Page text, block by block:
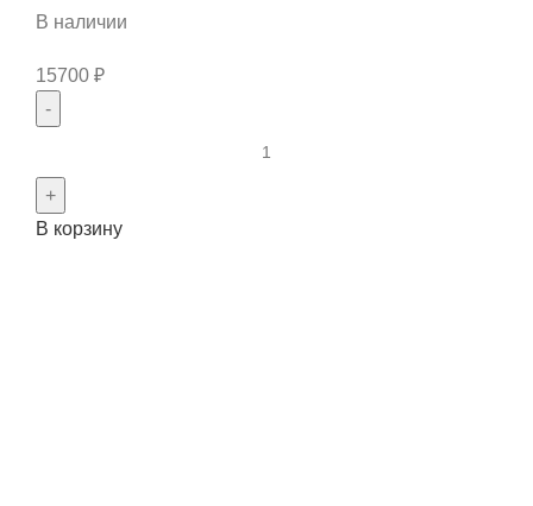
В наличии
15700 ₽
Вилка
ДЗ-98.30.00.040
В корзину